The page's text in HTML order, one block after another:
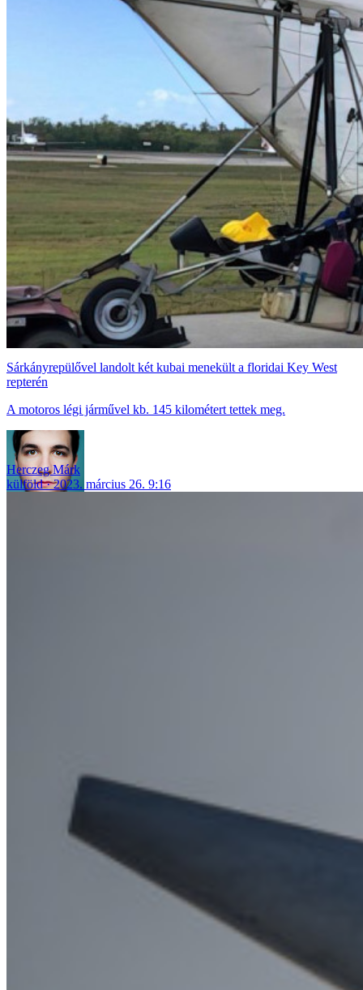
Sárkányrepülővel landolt két kubai menekült a floridai Key West
repterén
A motoros légi járművel kb. 145 kilométert tettek meg.
Herczeg Márk
külföld
2023. március 26. 9:16